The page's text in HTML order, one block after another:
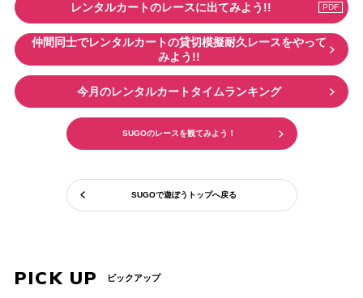
ソ
ト
で
送
信
す
ク
レンタルカートのレースに出てみよう!!
へ
の
リ
ン
ク
仲間同士でレンタルカートの貸切模擬耐久レースをやって
みよう!!
今月のレンタルカートタイムランキング
SUGOのレースを観てみよう！
SUGOで遊ぼうトップへ戻る
PICK UP ピックアップ